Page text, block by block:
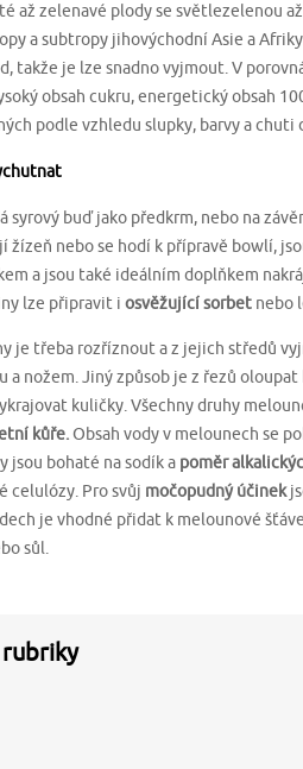
až zelenavé plody se světlezelenou
a subtropy jihovýchodní Asie a
takže je lze snadno vyjmout. V
obsah cukru, energetický obsah
podle vzhledu slupky, barvy a chuti
syrový buď jako předkrm, nebo na
žízeň nebo se hodí k přípravě bowlí,
a jsou také ideálním doplňkem
lze připravit i osvěžující sorbet nebo
je třeba rozříznout a z jejich středů
a nožem. Jiný způsob je z řezů
kuličky. Všechny druhy
kůře.Obsah vody v melounech se
jsou bohaté na sodík a poměr
celulózy. Pro svůj močopudný účinek
je vhodné přidat k melounové
sůl.
rubriky